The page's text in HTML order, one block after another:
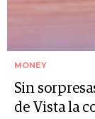
MONEY
Sin
de Vista la